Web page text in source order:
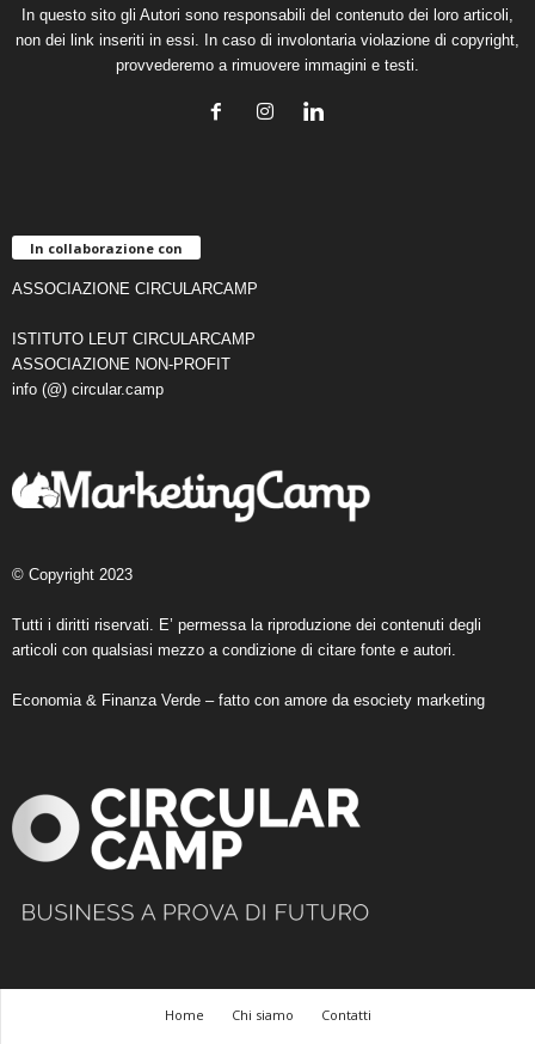
In questo sito gli Autori sono responsabili del contenuto dei loro articoli,
non dei link inseriti in essi. In caso di involontaria violazione di copyright,
provvederemo a rimuovere immagini e testi.
In collaborazione con
ASSOCIAZIONE CIRCULARCAMP
ISTITUTO LEUT CIRCULARCAMP
ASSOCIAZIONE NON-PROFIT
info (@) circular.camp
© Copyright 2023
Tutti i diritti riservati. E’ permessa la riproduzione dei contenuti degli
articoli con qualsiasi mezzo a condizione di citare fonte e autori.
Economia & Finanza Verde – fatto con amore da esociety marketing
Home Chi siamo
Contatti